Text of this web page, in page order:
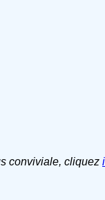
conviviale, cliquez